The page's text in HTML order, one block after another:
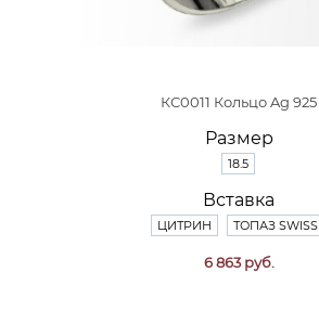
КС0011 Кольцо Ag 925
Размер
18.5
Вставка
ЦИТРИН ТОПАЗ SWISS
6 863 руб.